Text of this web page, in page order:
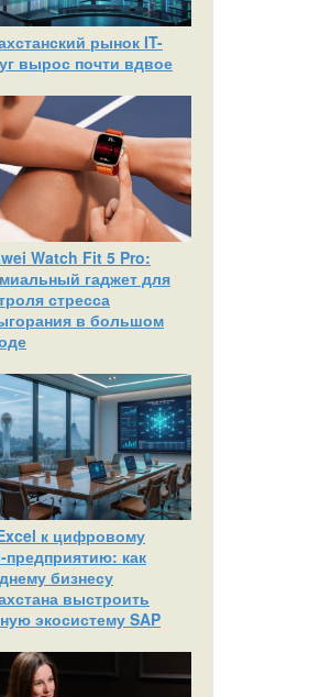
рынок IT-
вырос почти вдвое
Watch Fit 5 Pro:
гаджет для
стресса
в большом
к цифровому
как
бизнесу
выстроить
экосистему SAP